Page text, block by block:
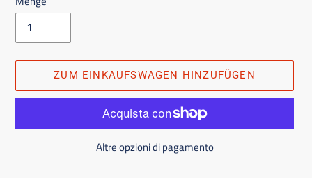
ZUM EINKAUFSWAGEN HINZUFÜGEN
Altre opzioni di pagamento